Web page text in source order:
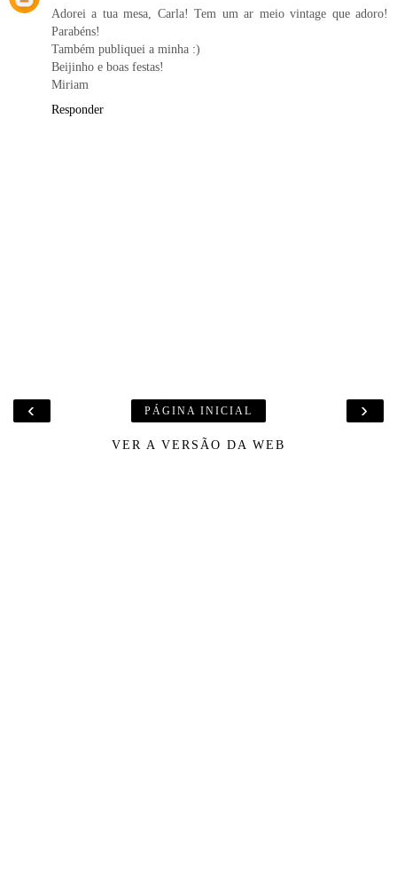
Adorei a tua mesa, Carla! Tem um ar meio vintage que adoro!
Parabéns!
Também publiquei a minha :)
Beijinho e boas festas!
Miriam
Responder
‹ ›
PÁGINA INICIAL
VER A VERSÃO DA WEB